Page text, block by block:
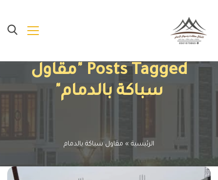
Posts Tagged "مقاول
سباكة بالدمام"
الرئيسية » مقاول سباكة بالدمام